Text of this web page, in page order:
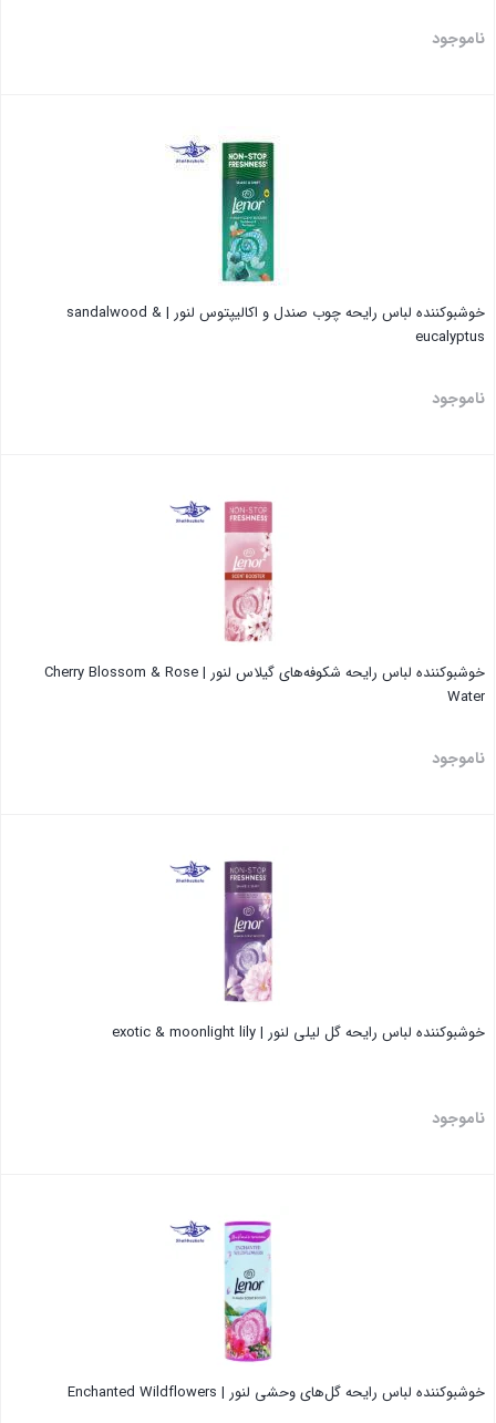
ناموجود
خوشبوکننده لباس رایحه چوب صندل و اکالیپتوس لنور | sandalwood &
eucalyptus
ناموجود
خوشبوکننده لباس رایحه شکوفه‌های گیلاس لنور | Cherry Blossom & Rose
Water
ناموجود
خوشبوکننده لباس رایحه گل لیلی لنور | exotic & moonlight lily
ناموجود
خوشبوکننده لباس رایحه گل‌های وحشی لنور | Enchanted Wildflowers